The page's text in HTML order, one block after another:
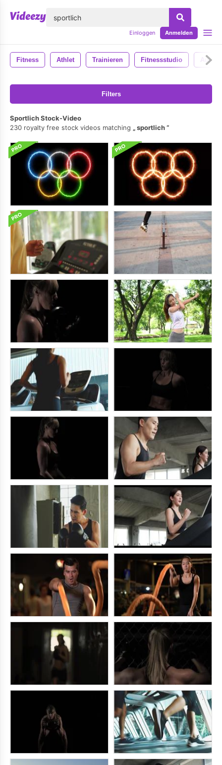
Einloggen Anmelden
Fitness Athlet Trainieren Fitnessstudio
Filters
Sportlich Stock-Video
230 royalty free stock videos matching
sportlich